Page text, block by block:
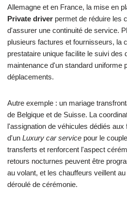
Allemagne et en France, la mise en
Private driver permet de réduire les
d'assurer une continuité de service.
plusieurs factures et fournisseurs, la
prestataire unique facilite le suivi des
maintenance d'un standard uniforme
déplacements.
Autre exemple : un mariage
de Belgique et de Suisse. La
l'assignation de véhicules dédiés
d'un Luxury car service pour le
transferts et renforcent l'aspect
retours nocturnes peuvent être
au volant, et les chauffeurs veillent
déroulé de cérémonie.